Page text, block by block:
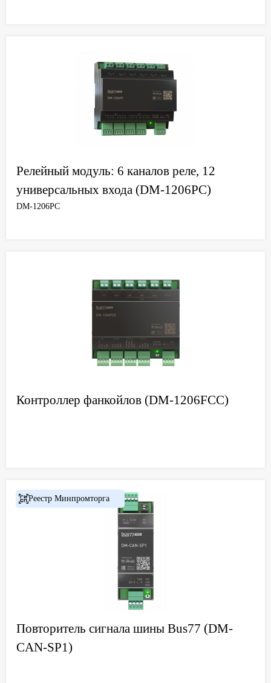
Релейный модуль: 6 каналов реле, 12
универсальных входа (DM-1206PC)
DM-1206PC
Контроллер фанкойлов (DM-1206FCC)
Реестр Минпромторга
Повторитель сигнала шины Bus77 (DM-
CAN-SP1)